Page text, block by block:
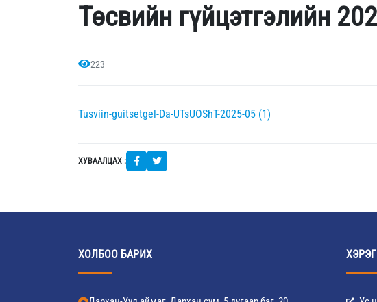
Төсвийн гүйцэтгэлийн
223
Tusviin-guitsetgel-Da-UTsUOShT-2025-05 (1)
ХУВААЛЦАХ :
ХОЛБОО БАРИХ